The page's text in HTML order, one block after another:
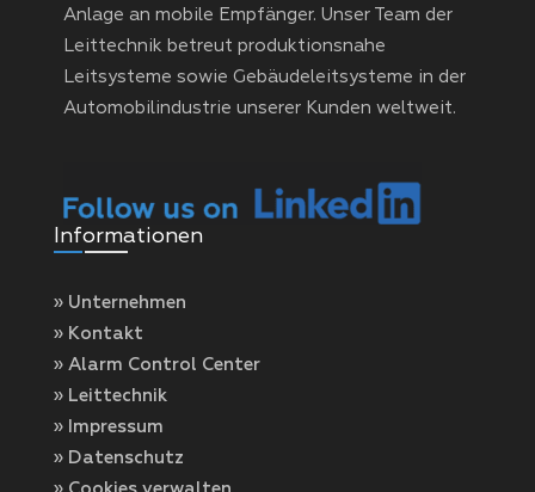
Anlage an mobile Empfänger. Unser Team der
Leittechnik betreut produktionsnahe
Leitsysteme sowie Gebäudeleitsysteme in der
Automobilindustrie unserer Kunden weltweit.
Informationen
» Unternehmen
» Kontakt
» Alarm Control Center
» Leittechnik
» Impressum
» Datenschutz